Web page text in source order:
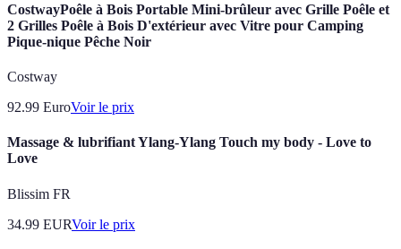
CostwayPoêle à Bois Portable Mini-brûleur avec Grille Poêle et
2 Grilles Poêle à Bois D'extérieur avec Vitre pour Camping
Pique-nique Pêche Noir
Costway
92.99 EuroVoir le prix
Massage & lubrifiant Ylang-Ylang Touch my body - Love to
Love
Blissim FR
34.99 EURVoir le prix